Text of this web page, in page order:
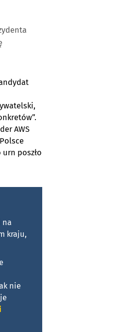
AWS
poszło
na
kraju,
nie